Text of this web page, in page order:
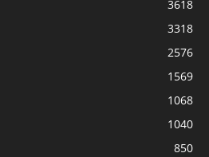
3618
3318
2576
1569
1068
1040
850